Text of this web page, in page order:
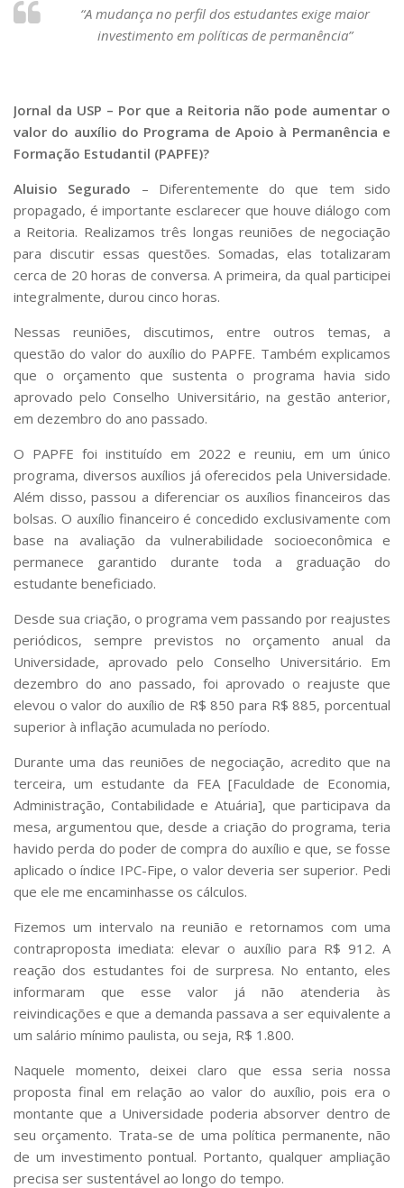
“A mudança no perfil dos estudantes exige maior
investimento em políticas de permanência”
Jornal da USP – Por que a Reitoria não pode aumentar o
valor do auxílio do Programa de Apoio à Permanência e
Formação Estudantil (PAPFE)?
Aluisio Segurado – Diferentemente do que tem sido
propagado, é importante esclarecer que houve diálogo com
a Reitoria. Realizamos três longas reuniões de negociação
para discutir essas questões. Somadas, elas totalizaram
cerca de 20 horas de conversa. A primeira, da qual participei
integralmente, durou cinco horas.
Nessas reuniões, discutimos, entre outros temas, a
questão do valor do auxílio do PAPFE. Também explicamos
que o orçamento que sustenta o programa havia sido
aprovado pelo Conselho Universitário, na gestão anterior,
em dezembro do ano passado.
O PAPFE foi instituído em 2022 e reuniu, em um único
programa, diversos auxílios já oferecidos pela Universidade.
Além disso, passou a diferenciar os auxílios financeiros das
bolsas. O auxílio financeiro é concedido exclusivamente com
base na avaliação da vulnerabilidade socioeconômica e
permanece garantido durante toda a graduação do
estudante beneficiado.
Desde sua criação, o programa vem passando por reajustes
periódicos, sempre previstos no orçamento anual da
Universidade, aprovado pelo Conselho Universitário. Em
dezembro do ano passado, foi aprovado o reajuste que
elevou o valor do auxílio de R$ 850 para R$ 885, porcentual
superior à inflação acumulada no período.
Durante uma das reuniões de negociação, acredito que na
terceira, um estudante da FEA [Faculdade de Economia,
Administração, Contabilidade e Atuária], que participava da
mesa, argumentou que, desde a criação do programa, teria
havido perda do poder de compra do auxílio e que, se fosse
aplicado o índice IPC-Fipe, o valor deveria ser superior. Pedi
que ele me encaminhasse os cálculos.
Fizemos um intervalo na reunião e retornamos com uma
contraproposta imediata: elevar o auxílio para R$ 912. A
reação dos estudantes foi de surpresa. No entanto, eles
informaram que esse valor já não atenderia às
reivindicações e que a demanda passava a ser equivalente a
um salário mínimo paulista, ou seja, R$ 1.800.
Naquele momento, deixei claro que essa seria nossa
proposta final em relação ao valor do auxílio, pois era o
montante que a Universidade poderia absorver dentro de
seu orçamento. Trata-se de uma política permanente, não
de um investimento pontual. Portanto, qualquer ampliação
precisa ser sustentável ao longo do tempo.